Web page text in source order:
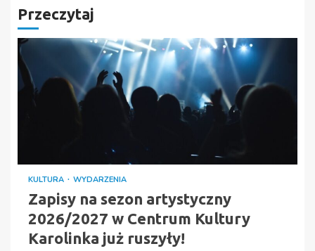
Przeczytaj
KULTURA WYDARZENIA
Zapisy na sezon artystyczny
2026/2027 w Centrum Kultury
Karolinka już ruszyły!